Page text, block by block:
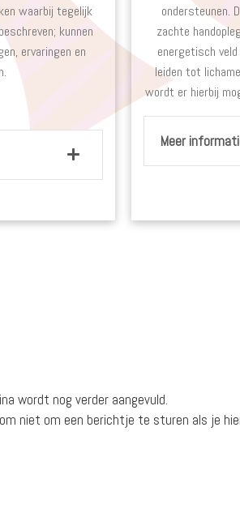
waarbij tegelijk
kunnen
ervaringen en
ondersteunen.
zachte
energetisch
leiden tot
wordt er hierbij
Meer
wordt nog verder aangevuld.
niet om een berichtje te sturen als je